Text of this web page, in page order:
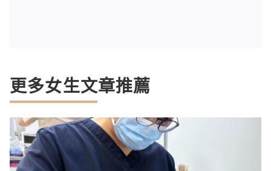
更多女生文章推薦